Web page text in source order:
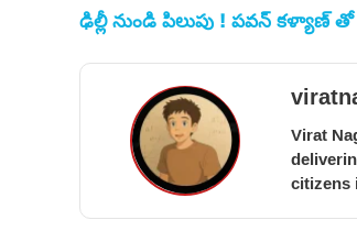
ఢిల్లీ నుండి పిలుపు ! పవన్ కళ్యాణ్
Virat
citizens